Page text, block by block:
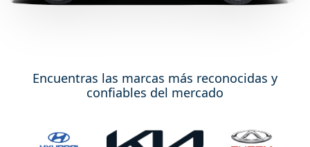
Encuentras las marcas más reconocidas y
confiables del mercado